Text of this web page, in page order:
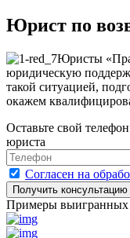
Юрист по
Юристы
юридическую
такой ситуацией,
окажем
Оставьте свой
юриста
Согласен на
Получить консультацию
Примеры выигранных